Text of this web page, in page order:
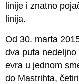
linije i znatno
linija.
Od 30. marta
dva puta
evra u jednom
do Mastrihta,